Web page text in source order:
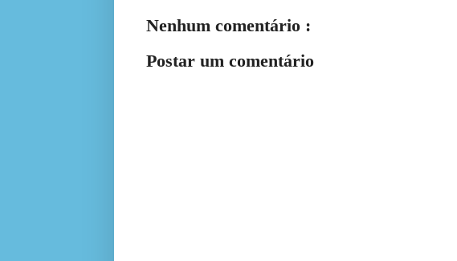
Nenhum comentário :
Postar um comentário